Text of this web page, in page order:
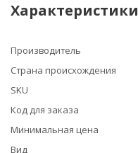
Характеристики
Производитель
Страна происхождения
SKU
Код для заказа
Минимальная цена
Вид